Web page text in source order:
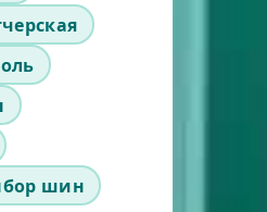
шин